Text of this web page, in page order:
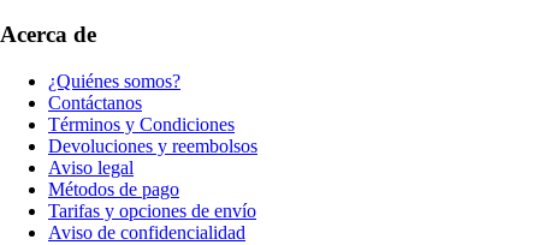
Acerca de
¿Quiénes somos?
Contáctanos
Términos y Condiciones
Devoluciones y reembolsos
Aviso legal
Métodos de pago
Tarifas y opciones de envío
Aviso de confidencialidad